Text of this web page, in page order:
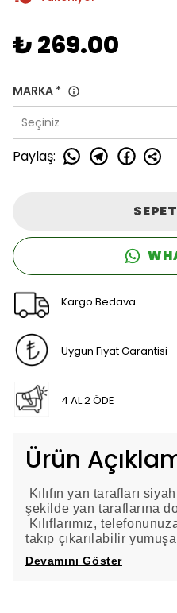
₺ 269.00
MARKA *
Seçiniz
Paylaş:
Kargo Bedava
Uygun Fiyat Garantisi
4 AL 2 ÖDE
Ürün
Kılıfın yan tarafları
şekilde yan taraflarına
Kılıflarımız,
takıp çıkarılabilir
Devamını Göster